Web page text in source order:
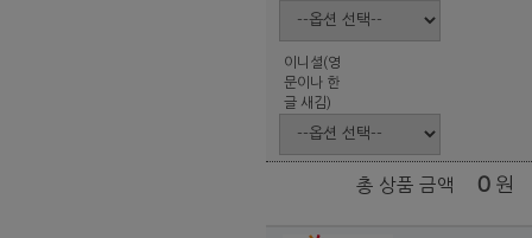
이니셜(영
문이나 한
글 새김)
총 상품 금액 0 원